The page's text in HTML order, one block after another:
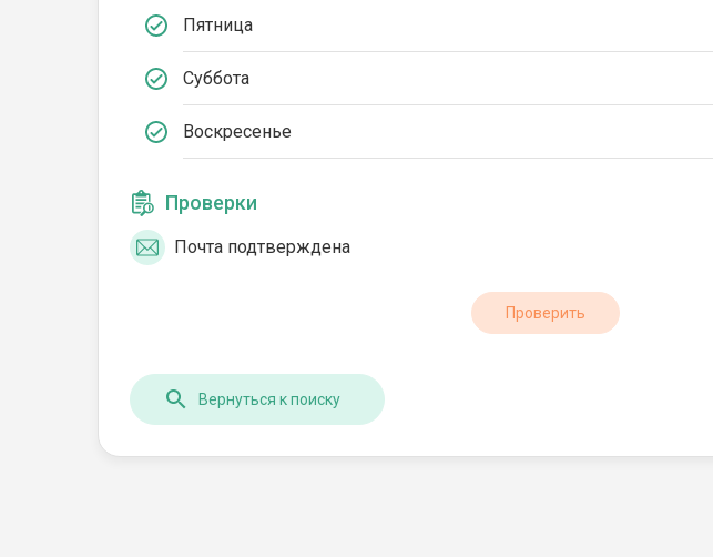
Пятница
Суббота
Воскресенье
Проверки
Почта подтверждена
Проверить
Вернуться к поиску